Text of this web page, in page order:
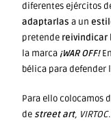
diferentes ejércitos
adaptarlas a un
pretende reivindicar
la marca ¡WAR OFF!
bélica para defender
Para ello colocamos
de street art, VIRTOC